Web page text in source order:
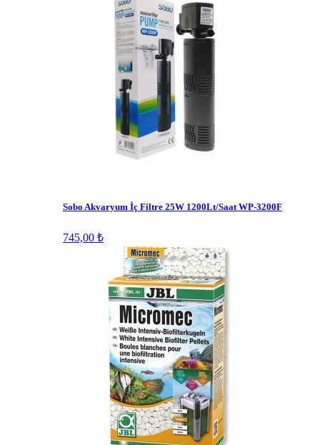
Sobo Akvaryum İç Filtre 25W 1200Lt/Saat WP-3200F
745,00 ₺